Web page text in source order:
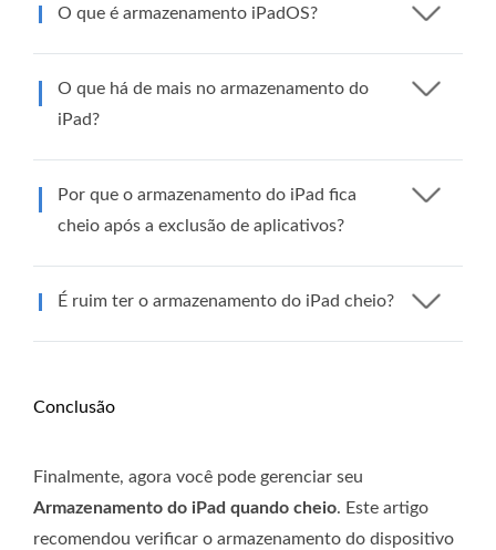
O que é armazenamento iPadOS?
O que há de mais no armazenamento do
iPad?
Por que o armazenamento do iPad fica
cheio após a exclusão de aplicativos?
É ruim ter o armazenamento do iPad cheio?
Conclusão
Finalmente, agora você pode gerenciar seu
Armazenamento do iPad quando cheio. Este artigo
recomendou verificar o armazenamento do dispositivo